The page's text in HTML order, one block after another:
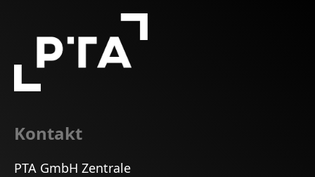
Kontakt
PTA GmbH Zentrale